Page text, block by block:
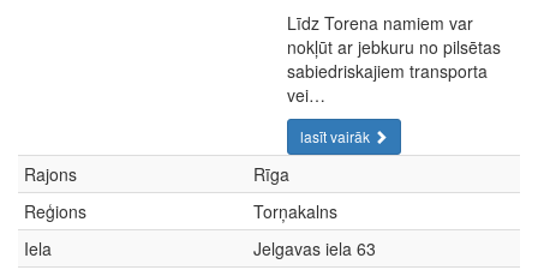
Līdz Torena namiem var
nokļūt ar jebkuru no pilsētas
sabiedriskajiem transporta
vei…
lasīt vairāk
Rajons
Rīga
Reģions
Torņakalns
Iela
Jelgavas iela 63